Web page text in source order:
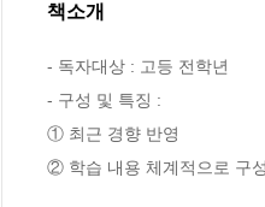
책소개
- 독자대상 : 고등 전학년
- 구성 및 특징 :
① 최근 경향 반영
② 학습 내용 체계적으로 구성